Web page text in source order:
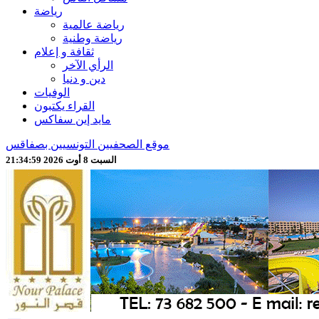
رياضة
رياضة عالمية
رياضة وطنية
ثقافة و إعلام
الرأي الآخر
دين و دنيا
الوفيات
القراء يكتبون
مايد إين سفاكس
موقع الصحفيين التونسيين بصفاقس
السبت 8 أوت 2026 21:35:02